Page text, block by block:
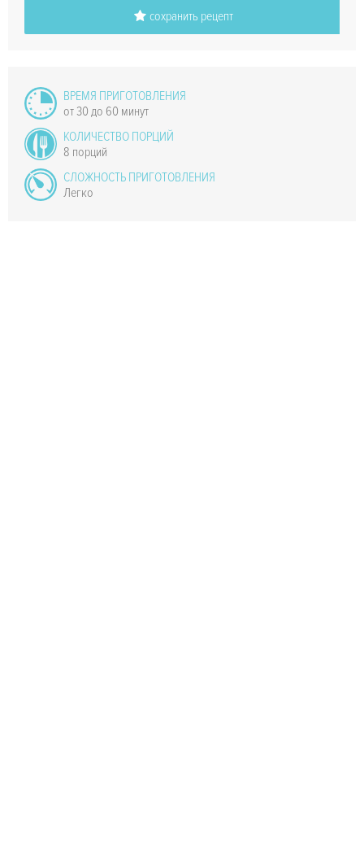
сохранить рецепт
ВРЕМЯ ПРИГОТОВЛЕНИЯ
от 30 до 60 минут
КОЛИЧЕСТВО ПОРЦИЙ
8 порций
СЛОЖНОСТЬ ПРИГОТОВЛЕНИЯ
Легко